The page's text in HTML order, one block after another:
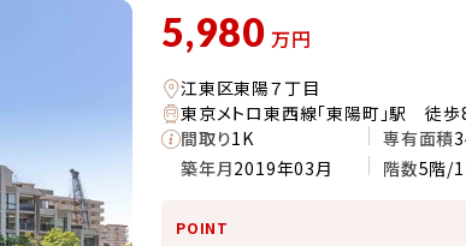
5,980 万円
江東区東陽７丁目
東京メトロ東西線「東陽町」駅 徒歩
間取り1K 専有面積
築年月2019年03月 階数5階/
POINT